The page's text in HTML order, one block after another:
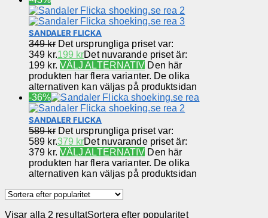
SANDALER FLICKA
349kr Det ursprungliga priset var:
349 kr.199 krDet nuvarande priset är:
199 kr. VÄLJ ALTERNATIV Den här
produkten har flera varianter. De olika
alternativen kan väljas på produktsidan
-36%
SANDALER FLICKA
589kr Det ursprungliga priset var:
589 kr.379 krDet nuvarande priset är:
379 kr. VÄLJ ALTERNATIV Den här
produkten har flera varianter. De olika
alternativen kan väljas på produktsidan
Visar alla 2 resultatSortera efter popularitet